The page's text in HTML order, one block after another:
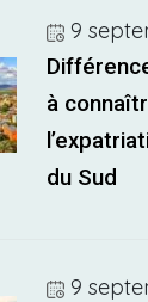
9
à
du Sud
9